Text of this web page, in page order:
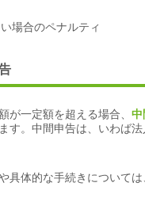
場合のペナルティ
が一定額を超える場合、 中
す。中間申告は、いわば
具体的な手続きについて